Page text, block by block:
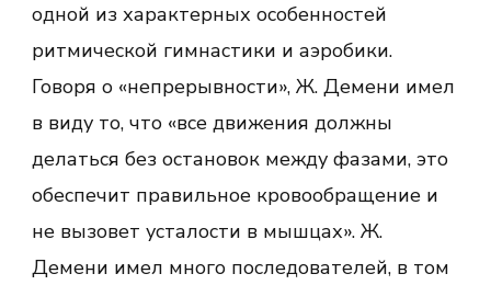
одной из характерных особенностей
ритмической гимнастики и аэробики.
Говоря о «непрерывности», Ж. Демени имел
в виду то, что «все движения должны
делаться без остановок между фазами, это
обеспечит правильное кровообращение и
не вызовет усталости в мышцах». Ж.
Демени имел много последователей, в том